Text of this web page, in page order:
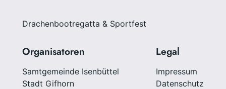
Drachenbootregatta & Sportfest
Organisatoren
Samtgemeinde Isenbüttel
Stadt Gifhorn
Legal
Impressum
Datenschutz